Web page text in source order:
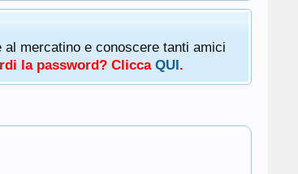
mercatino e conoscere tanti amici
la password? Clicca QUI.